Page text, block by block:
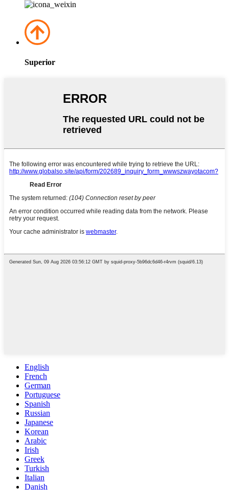
Superior
English
French
German
Portuguese
Spanish
Russian
Japanese
Korean
Arabic
Irish
Greek
Turkish
Italian
Danish